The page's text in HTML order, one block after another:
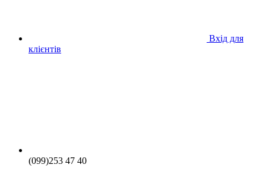
Вхід для
клієнтів
(099)253 47 40